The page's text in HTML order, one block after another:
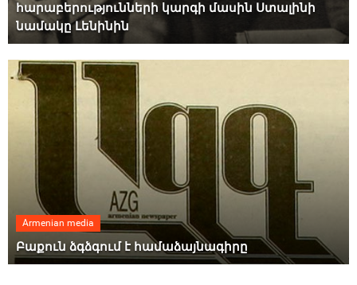
հարաբերությունների կարգի մասին Ստալինի
նամակը Լենինին
Armenian media
Բաքուն ձգձգում է համաձայնագիրը